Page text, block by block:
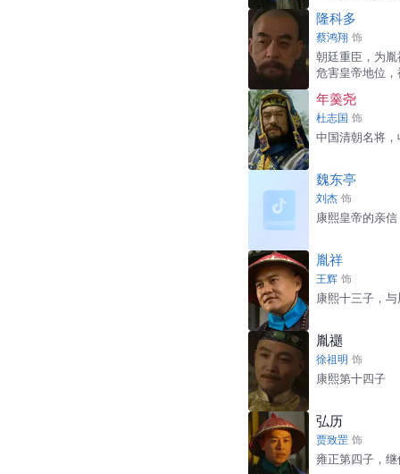
隆科多
蔡鸿翔 饰
朝廷重臣，为
危害皇帝地位
年羹尧
杜志国 饰
中国清朝名将
魏东亭
刘杰 饰
康熙皇帝的亲
胤祥
王辉 饰
康熙十三子，
胤禵
徐祖明 饰
康熙第十四子
弘历
贾致罡 饰
雍正第四子，